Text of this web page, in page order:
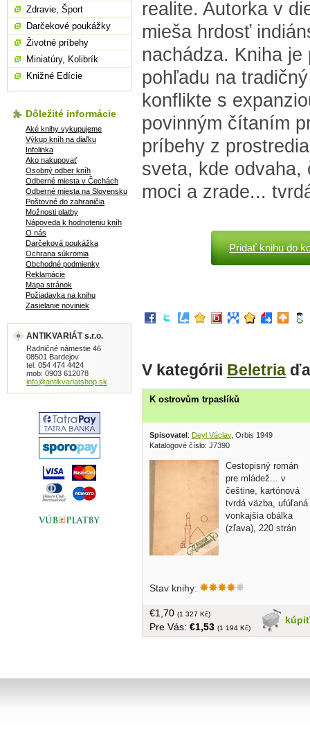
realite. Autorka v
mieša hrdosť
nachádza. Kniha
pohľadu na
konflikte s
povinným čítaním
príbehy z
sveta, kde
moci a zrade...
Pridať knihu do
V kategórii Beletria
K ostrovům trpaslíků
Spisovatel: Deyl Václav, Orbis 1949
Katalogové číslo: J7390
Cestopisný román
pre mládež... v
češtine, kartónová
tvrdá väzba, ufúľaná
vonkajšia obálka
(zľava), 220 strán
Stav knihy:
kúpiť
€1,70 (1 327 Kč)
Pre Vás: €1,53 (1 194 Kč)
Zdravie, Šport
Darčekové poukážky
Životné príbehy
Miniatúry, Kolibrík
Knižné Edície
Dôležité informácie
Aké knihy vykupujeme
Výkup kníh na diaľku
Infolinka
Ako nakupovať
Osobný odber kníh
Odberné miesta v Čechách
Odberné miesta na Slovensku
Poštovné do zahraničia
Možnosti platby
Nápoveda k hodnoteniu kníh
O nás
Darčeková poukážka
Ochrana súkromia
Obchodné podmienky
Reklamácie
Mapa stránok
Požiadavka na knihu
Zasielanie noviniek
ANTIKVARIÁT s.r.o.
Radničné námestie 46
08501 Bardejov
tel: 054 474 4424
mob: 0903 612078
info@antikvariatshop.sk